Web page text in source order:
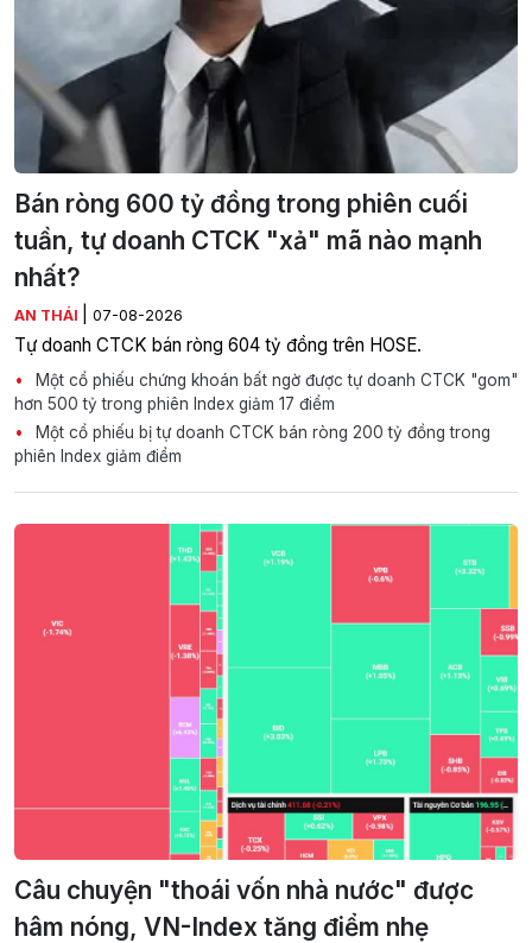
Bán ròng 600 tỷ đồng trong phiên cuối
tuần, tự doanh CTCK "xả" mã nào mạnh
nhất?
AN THÁI 07-08-2026
Tự doanh CTCK bán ròng 604 tỷ đồng trên HOSE.
Một cổ phiếu chứng khoán bất ngờ được tự doanh CTCK "gom"
hơn 500 tỷ trong phiên Index giảm 17 điểm
Một cổ phiếu bị tự doanh CTCK bán ròng 200 tỷ đồng trong
phiên Index giảm điểm
Câu chuyện "thoái vốn nhà nước" được
hâm nóng, VN-Index tăng điểm nhẹ